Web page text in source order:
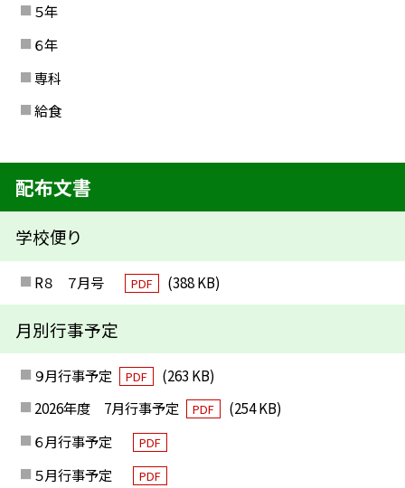
５年
６年
専科
給食
配布文書
学校便り
R８ ７月号 PDF (388 KB)
月別行事予定
９月行事予定 PDF
(263 KB)
2026年度 7月行事予定
PDF
(254 KB)
６月行事予定
PDF
５月行事予定 PDF